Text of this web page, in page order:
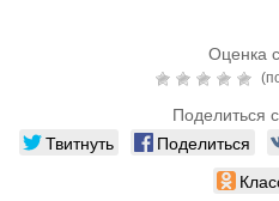
Оценка
Поделиться
Твитнуть Поделиться